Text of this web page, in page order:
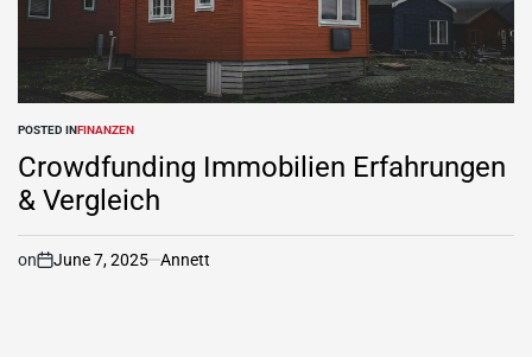
POSTED INFINANZEN
Crowdfunding Immobilien Erfahrungen
& Vergleich
on June 7, 2025 Annett